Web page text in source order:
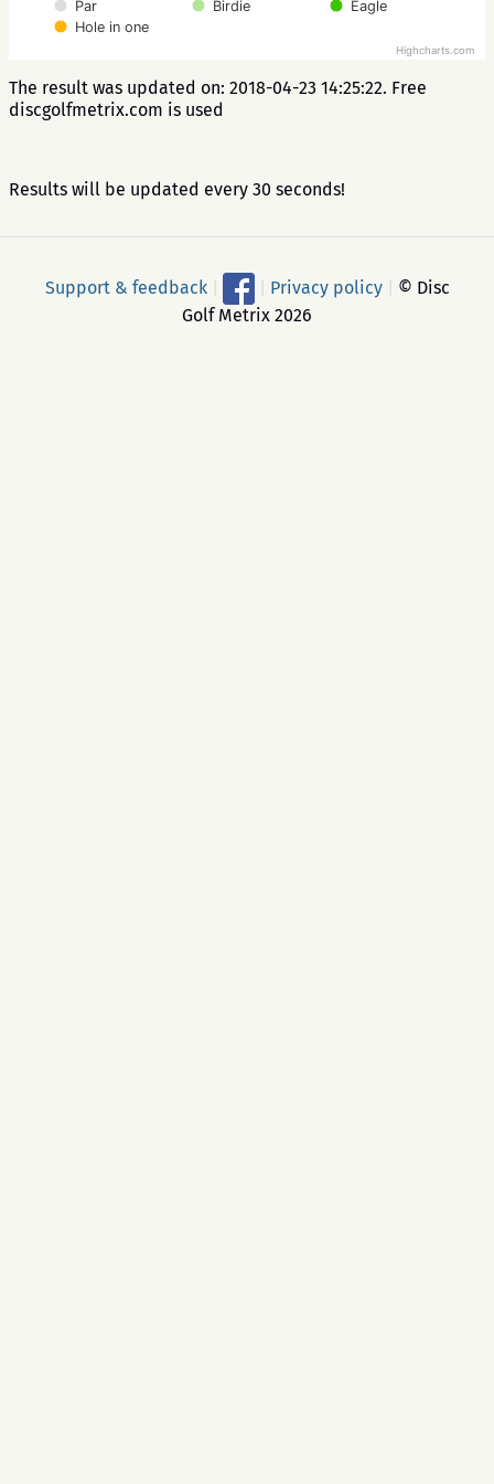
Par
Birdie
Eagle
Hole in one
Highcharts.com
The result was updated on: 2018-04-23 14:25:22. Free
discgolfmetrix.com is used
Results will be updated every 30 seconds!
Support & feedback Privacy policy
© Disc
Golf Metrix 2026